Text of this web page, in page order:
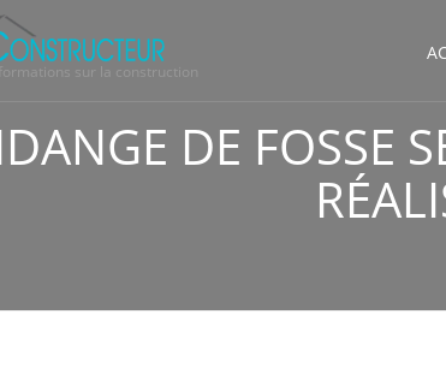
sur la construction
DE FOSSE